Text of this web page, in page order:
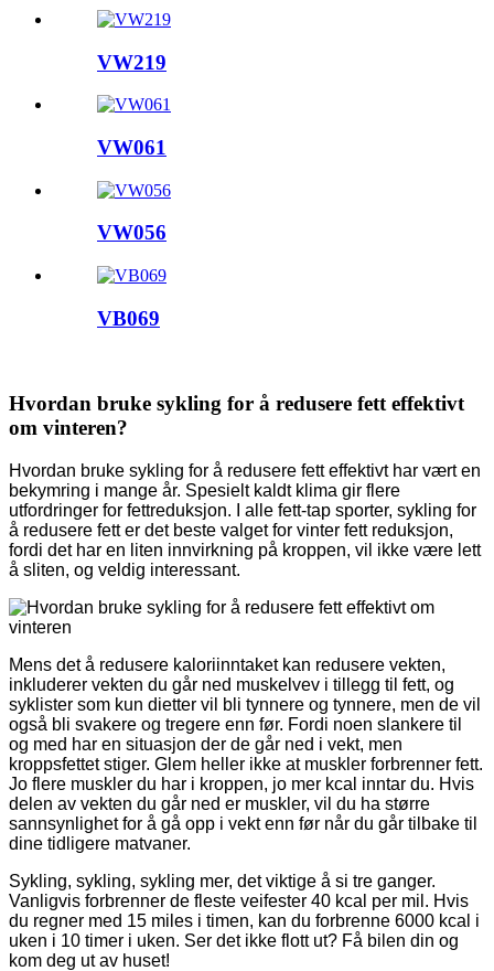
VW219
VW061
VW056
VB069
Hvordan bruke sykling for å redusere fett effektivt
om vinteren?
Hvordan bruke sykling for å redusere fett effektivt har vært en
bekymring i mange år. Spesielt kaldt klima gir flere
utfordringer for fettreduksjon. I alle fett-tap sporter, sykling for
å redusere fett er det beste valget for vinter fett reduksjon,
fordi det har en liten innvirkning på kroppen, vil ikke være lett
å sliten, og veldig interessant.
Mens det å redusere kaloriinntaket kan redusere vekten,
inkluderer vekten du går ned muskelvev i tillegg til fett, og
syklister som kun dietter vil bli tynnere og tynnere, men de vil
også bli svakere og tregere enn før. Fordi noen slankere til
og med har en situasjon der de går ned i vekt, men
kroppsfettet stiger. Glem heller ikke at muskler forbrenner fett.
Jo flere muskler du har i kroppen, jo mer kcal inntar du. Hvis
delen av vekten du går ned er muskler, vil du ha større
sannsynlighet for å gå opp i vekt enn før når du går tilbake til
dine tidligere matvaner.
Sykling, sykling, sykling mer, det viktige å si tre ganger.
Vanligvis forbrenner de fleste veifester 40 kcal per mil. Hvis
du regner med 15 miles i timen, kan du forbrenne 6000 kcal i
uken i 10 timer i uken. Ser det ikke flott ut? Få bilen din og
kom deg ut av huset!